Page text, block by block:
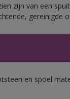
zijn van een
gereinigde
en spoel